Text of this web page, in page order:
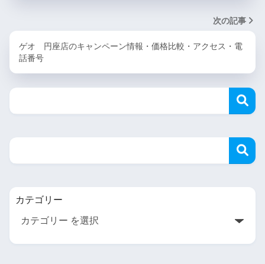
次の記事
ゲオ 円座店のキャンペーン情報・価格比較・アクセス・電
話番号
カテゴリー